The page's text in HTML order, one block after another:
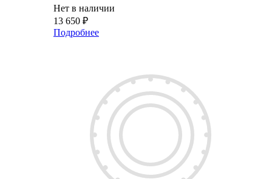
Нет в наличии
13 650 ₽
Подробнее